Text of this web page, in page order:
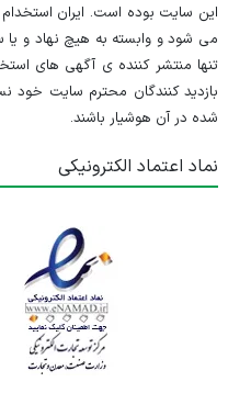
این سایت بوده است. ایران
می شود و وابسته به هیچ نهاد و یا
تنها منتشر کننده ی آگهی های
بازدید کنندگان محترم سایت
شده در آن هوشیار باشند.
نماد اعتماد الکترونیکی